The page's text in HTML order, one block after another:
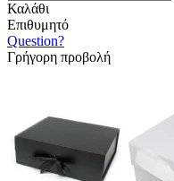
Καλάθι
Επιθυμητό
Question?
Γρήγορη προβολή